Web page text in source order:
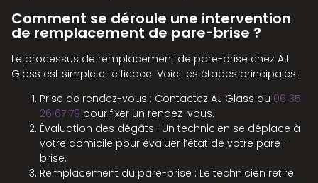
Comment se déroule une intervention
de remplacement de pare-brise ?
Le processus de remplacement de pare-brise chez AJ
Glass est simple et efficace. Voici les étapes principales :
Prise de rendez-vous : Contactez AJ Glass au 06 35
26 67 79 pour fixer un rendez-vous.
Évaluation des dégâts : Un technicien se déplace à
votre domicile pour évaluer l’état de votre pare-
brise.
Remplacement du pare-brise : Le technicien retire